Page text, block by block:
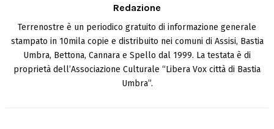
Redazione
Terrenostre è un periodico gratuito di informazione generale
stampato in 10mila copie e distribuito nei comuni di Assisi, Bastia
Umbra, Bettona, Cannara e Spello dal 1999. La testata è di
proprietà dell’Associazione Culturale “Libera Vox città di Bastia
Umbra”.